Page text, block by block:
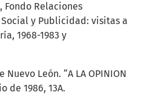
Fondo Relaciones
y Publicidad: visitas a
1968-1983 y
León. “A LA OPINION
de 1986, 13A.